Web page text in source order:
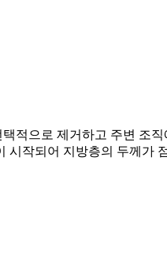
적으로 제거하고 주변 조
작되어 지방층의 두께가